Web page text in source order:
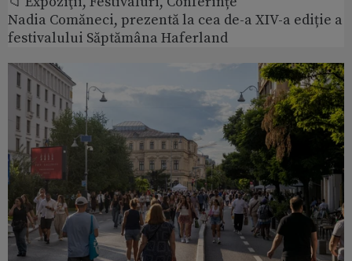
Nadia Comăneci, prezentă la cea de-a XIV-a ediție a
festivalului Săptămâna Haferland